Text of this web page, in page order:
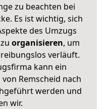
zu beachten bei
Es ist wichtig, sich
des Umzugs
organisieren, um
verläuft.
kann ein
Remscheid nach
werden und
wir.